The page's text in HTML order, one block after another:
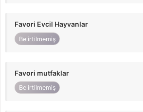
Favori Evcil Hayvanlar
Belirtilmemiş
Favori mutfaklar
Belirtilmemiş